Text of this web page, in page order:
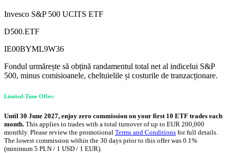
Invesco S&P 500 UCITS ETF
D500.ETF
IE00BYML9W36
Fondul urmărește să obțină randamentul total net al indicelui S&P
500, minus comisioanele, cheltuielile și costurile de tranzacționare.
Limited-Time Offer:
Until 30 June 2027, enjoy zero commission on your first 10 ETF trades each
month. This applies to trades with a total turnover of up to EUR 200,000
monthly. Please review the promotional Terms and Conditions for full details.
The lowest commission within the 30 days prior to this offer was 0.1%
(minimum 5 PLN / 1 USD / 1 EUR).